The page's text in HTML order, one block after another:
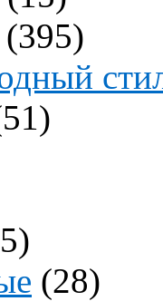
(395)
(28)